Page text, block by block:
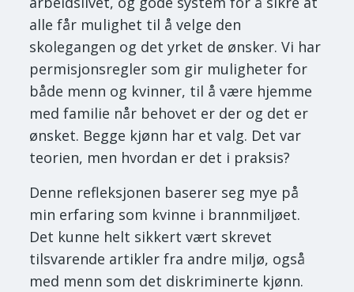
alle får mulighet til å velge den
skolegangen og det yrket de ønsker. Vi har
permisjonsregler som gir muligheter for
både menn og kvinner, til å være hjemme
med familie når behovet er der og det er
ønsket. Begge kjønn har et valg. Det var
teorien, men hvordan er det i praksis?
Denne refleksjonen baserer seg mye på
min erfaring som kvinne i brannmiljøet.
Det kunne helt sikkert vært skrevet
tilsvarende artikler fra andre miljø, også
med menn som det diskriminerte kjønn.